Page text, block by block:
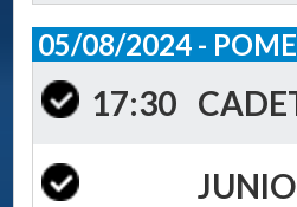
05/08/2024 -
17:30